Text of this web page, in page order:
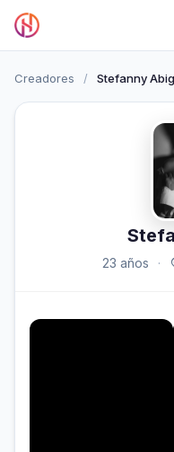
Creadores / Stefanny
23 años ·